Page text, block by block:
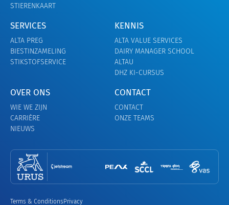
STIERENKAART
SERVICES
ALTA PREG
BIESTINZAMELING
STIKSTOFSERVICE
KENNIS
ALTA VALUE SERVICES
DAIRY MANAGER SCHOOL
ALTAU
DHZ KI-CURSUS
OVER ONS
WIE WE ZIJN
CARRIÈRE
NIEUWS
CONTACT
CONTACT
ONZE TEAMS
Terms & ConditionsPrivacy